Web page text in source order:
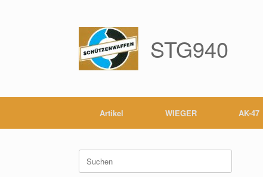
STG940
Artikel WIEGER AK-47
Suche
nach: